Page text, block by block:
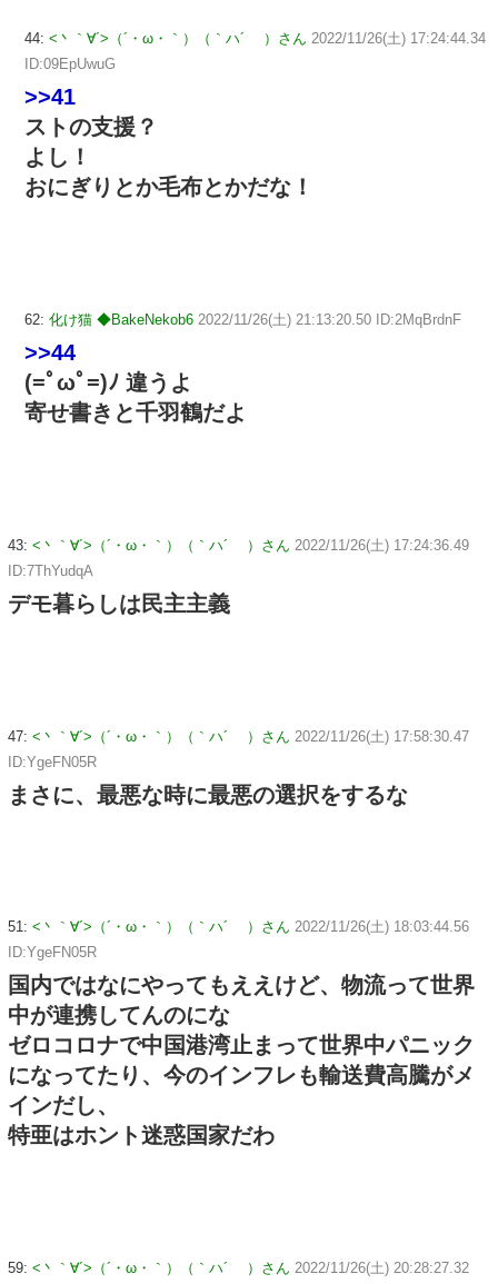
44: <丶｀∀´>（´・ω・｀）（｀ハ´ ）さん 2022/11/26(土) 17:24:44.34
ID:09EpUwuG
>>41
ストの支援？
よし！
おにぎりとか毛布とかだな！
62: 化け猫 ◆BakeNekob6 2022/11/26(土) 21:13:20.50 ID:2MqBrdnF
>>44
(=ﾟωﾟ=)ﾉ 違うよ
寄せ書きと千羽鶴だよ
43: <丶｀∀´>（´・ω・｀）（｀ハ´ ）さん 2022/11/26(土) 17:24:36.49
ID:7ThYudqA
デモ暮らしは民主主義
47: <丶｀∀´>（´・ω・｀）（｀ハ´ ）さん 2022/11/26(土) 17:58:30.47
ID:YgeFN05R
まさに、最悪な時に最悪の選択をするな
51: <丶｀∀´>（´・ω・｀）（｀ハ´ ）さん 2022/11/26(土) 18:03:44.56
ID:YgeFN05R
国内ではなにやってもええけど、物流って世界
中が連携してんのにな
ゼロコロナで中国港湾止まって世界中パニック
になってたり、今のインフレも輸送費高騰がメ
インだし、
特亜はホント迷惑国家だわ
59: <丶｀∀´>（´・ω・｀）（｀ハ´ ）さん 2022/11/26(土) 20:28:27.32